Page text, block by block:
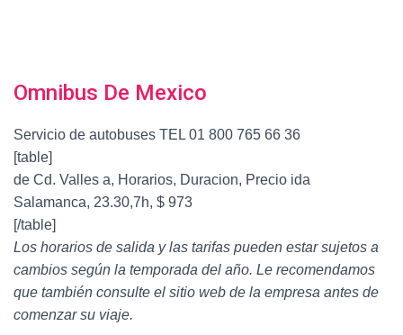
Omnibus De Mexico
Servicio de autobuses TEL 01 800 765 66 36
[table]
de Cd. Valles a, Horarios, Duracion, Precio ida
Salamanca, 23.30,7h, $ 973
[/table]
Los horarios de salida y las tarifas pueden estar sujetos a
cambios según la temporada del año. Le recomendamos
que también consulte el sitio web de la empresa antes de
comenzar su viaje.